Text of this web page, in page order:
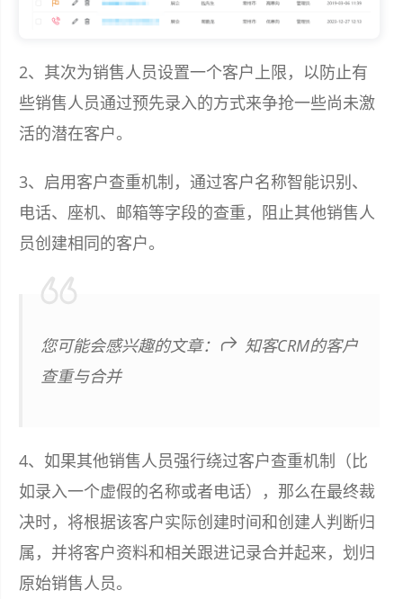
2、其次为销售人员设置一个客户上限，以防止有
些销售人员通过预先录入的方式来争抢一些尚未激
活的潜在客户。
3、启用客户查重机制，通过客户名称智能识别、
电话、座机、邮箱等字段的查重，阻止其他销售人
员创建相同的客户。
您可能会感兴趣的文章：
知客CRM的客户
查重与合并
4、如果其他销售人员强行绕过客户查重机制（比
如录入一个虚假的名称或者电话），那么在最终裁
决时，将根据该客户实际创建时间和创建人判断归
属，并将客户资料和相关跟进记录合并起来，划归
原始销售人员。